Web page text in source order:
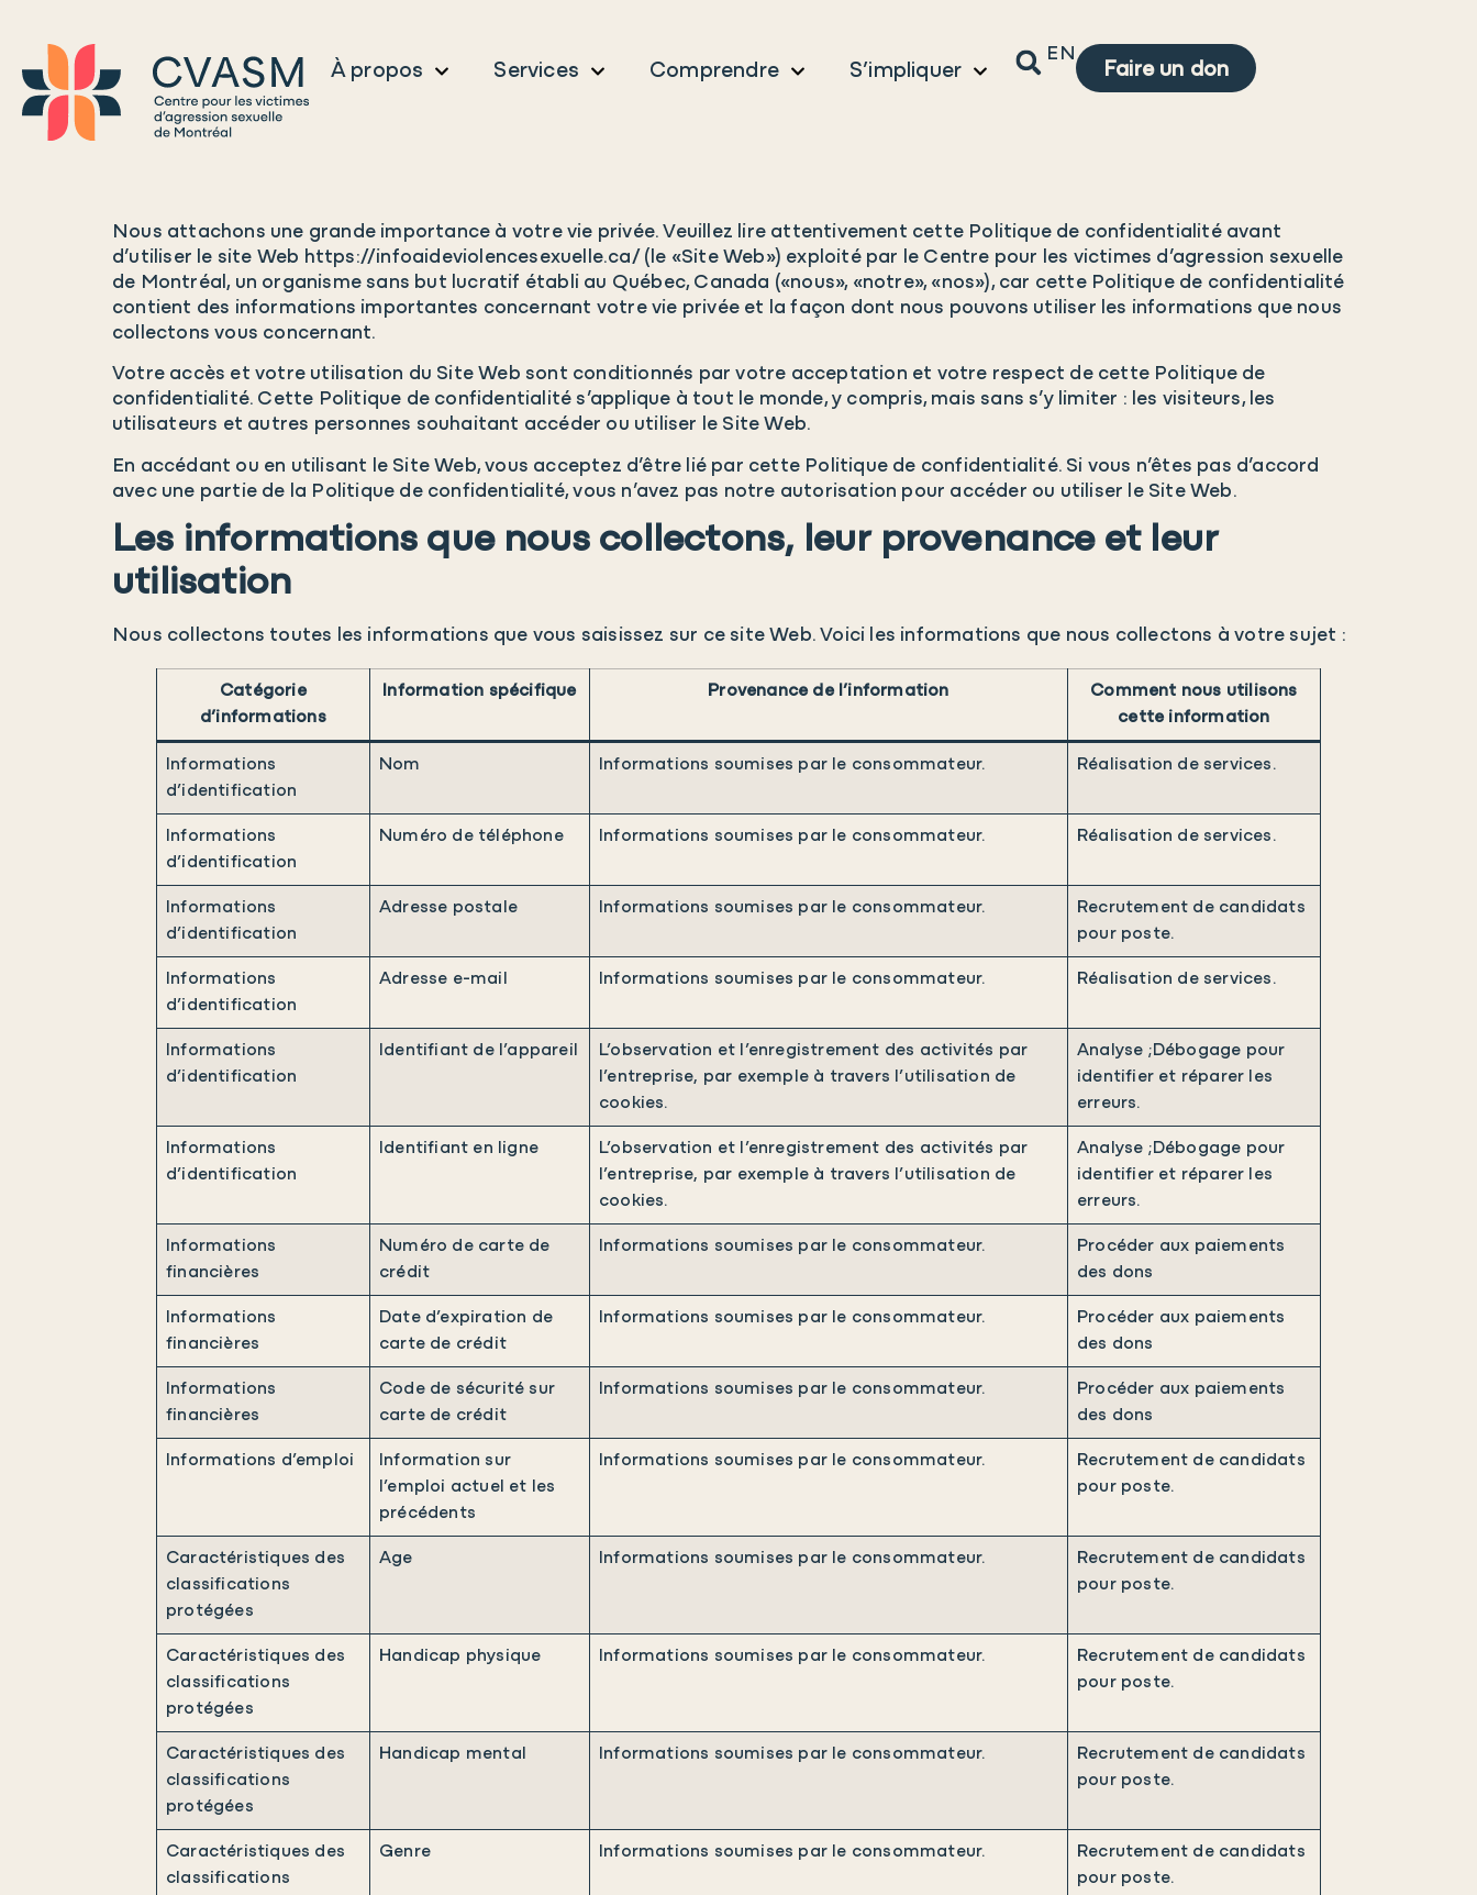
À propos Services Comprendre S’impliquer
EN
Faire un don
Nous attachons une grande importance à votre vie privée. Veuillez lire attentivement cette Politique de confidentialité avant
d’utiliser le site Web https://infoaideviolencesexuelle.ca/ (le «Site Web») exploité par le Centre pour les victimes d’agression sexuelle
de Montréal, un organisme sans but lucratif établi au Québec, Canada («nous», «notre», «nos»), car cette Politique de confidentialité
contient des informations importantes concernant votre vie privée et la façon dont nous pouvons utiliser les informations que nous
collectons vous concernant.
Votre accès et votre utilisation du Site Web sont conditionnés par votre acceptation et votre respect de cette Politique de
confidentialité. Cette Politique de confidentialité s’applique à tout le monde, y compris, mais sans s’y limiter : les visiteurs, les
utilisateurs et autres personnes souhaitant accéder ou utiliser le Site Web.
En accédant ou en utilisant le Site Web, vous acceptez d’être lié par cette Politique de confidentialité. Si vous n’êtes pas d’accord
avec une partie de la Politique de confidentialité, vous n’avez pas notre autorisation pour accéder ou utiliser le Site Web.
Les informations que nous collectons, leur provenance et leur
utilisation
Nous collectons toutes les informations que vous saisissez sur ce site Web. Voici les informations que nous collectons à votre sujet :
Catégorie
d’informations
Information spécifique Provenance de l’information
Comment nous utilisons
cette information
Informations
d’identification
Nom Informations soumises par le consommateur. Réalisation de services.
Informations
d’identification
Numéro de téléphone Informations soumises par le consommateur. Réalisation de services.
Informations
d’identification
Adresse postale Informations soumises par le consommateur.
Recrutement de candidats
pour poste.
Informations
d’identification
Adresse e-mail Informations soumises par le consommateur. Réalisation de services.
Informations
d’identification
Identifiant de l’appareil
L’observation et l’enregistrement des activités par
l’entreprise, par exemple à travers l’utilisation de
cookies.
Analyse ;Débogage pour
identifier et réparer les
erreurs.
Informations
d’identification
Identifiant en ligne
L’observation et l’enregistrement des activités par
l’entreprise, par exemple à travers l’utilisation de
cookies.
Analyse ;Débogage pour
identifier et réparer les
erreurs.
Informations
financières
Numéro de carte de
crédit
Informations soumises par le consommateur.
Procéder aux paiements
des dons
Informations
financières
Date d’expiration de
carte de crédit
Informations soumises par le consommateur.
Procéder aux paiements
des dons
Informations
financières
Code de sécurité sur
carte de crédit
Informations soumises par le consommateur.
Procéder aux paiements
des dons
Informations d’emploi
Information sur
l’emploi actuel et les
précédents
Informations soumises par le consommateur.
Recrutement de candidats
pour poste.
Caractéristiques des
classifications
protégées
Age Informations soumises par le consommateur.
Recrutement de candidats
pour poste.
Caractéristiques des
classifications
protégées
Handicap physique Informations soumises par le consommateur.
Recrutement de candidats
pour poste.
Caractéristiques des
classifications
protégées
Handicap mental Informations soumises par le consommateur.
Recrutement de candidats
pour poste.
Caractéristiques des
classifications
Genre Informations soumises par le consommateur.
Recrutement de candidats
pour poste.